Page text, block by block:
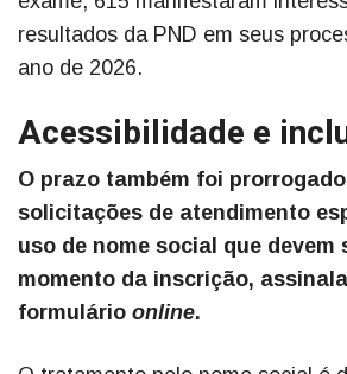
resultados da PND em seus
ano de 2026.
Acessibilidade e
O prazo também foi
solicitações de atendimento
uso de nome social que devem
momento da inscrição,
formulário online.